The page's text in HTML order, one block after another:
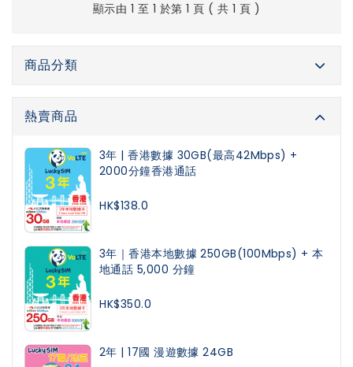
顯示由 1 至 1 於第 1 頁 ( 共 1 頁 )
商品分類
熱賣商品
3年 | 香港數據 30GB(最高42Mbps) +
2000分鐘香港通話
HK$138.0
3年｜香港本地數據 250GB(100Mbps) + 本
地通話 5,000 分鐘
HK$350.0
2年 | 17國 漫遊數據 24GB